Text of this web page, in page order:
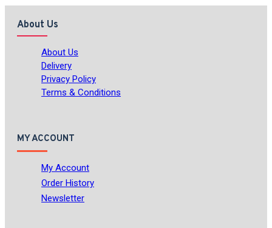
About Us
About Us
Delivery
Privacy Policy
Terms & Conditions
MY ACCOUNT
My Account
Order History
Newsletter